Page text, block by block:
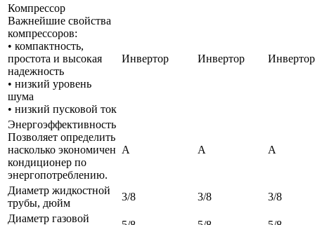
Компрессор
Важнейшие свойства
компрессоров:
• компактность,
простота и высокая
надежность
• низкий уровень
шума
• низкий пусковой ток
Инвертор Инвертор Инвертор
Энергоэффективность
Позволяет определить
насколько экономичен
кондиционер по
энергопотреблению.
A A A
Диаметр жидкостной
трубы, дюйм
3/8 3/8
3/8
Диаметр газовой